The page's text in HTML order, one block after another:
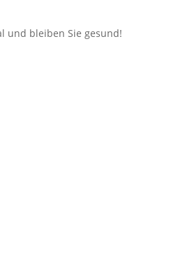
und bleiben Sie gesund!